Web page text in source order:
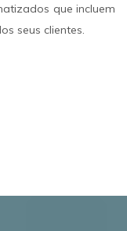
que incluem
seus clientes.